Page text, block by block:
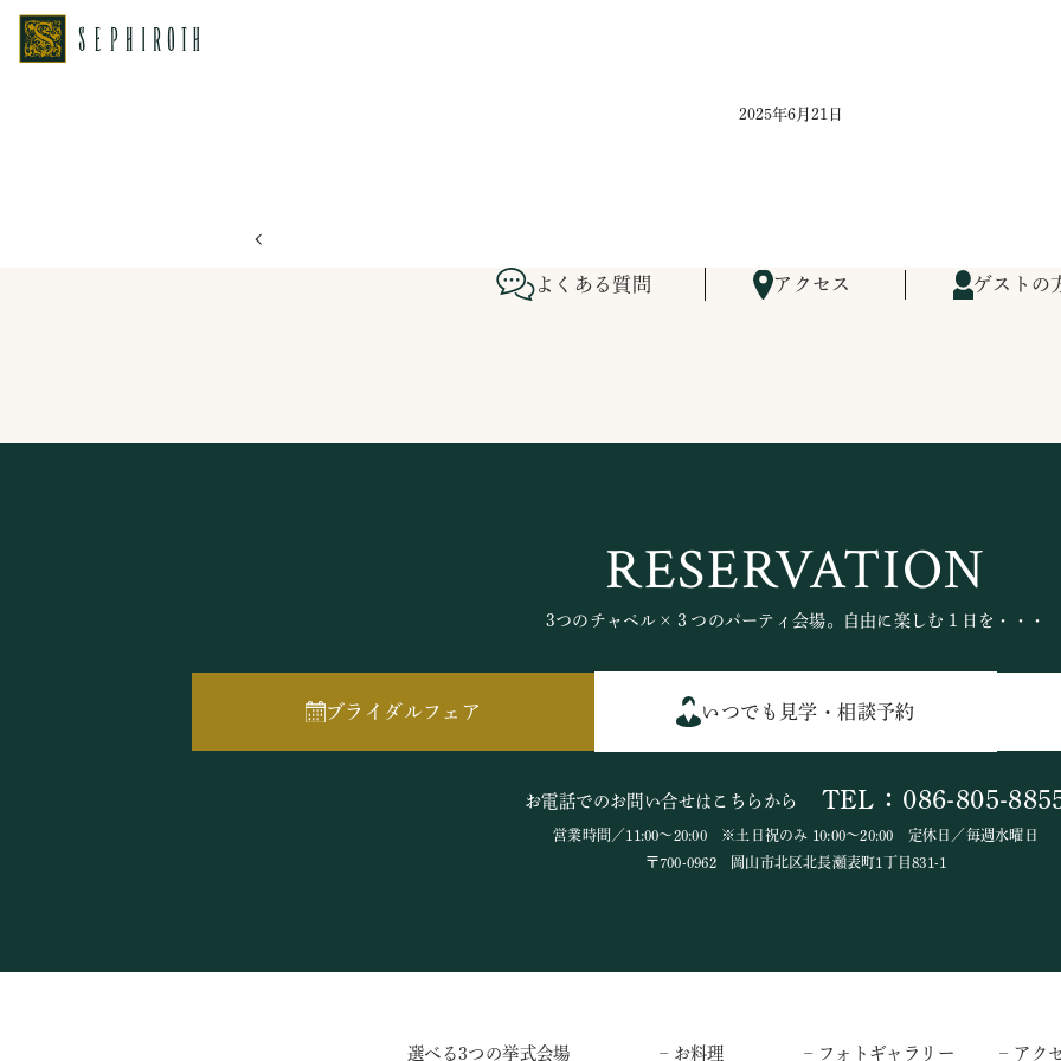
2025年6月21日
よくある質問 アクセス ゲストの
RESERVATION
3つのチャペル×３つのパーティ会場。自由に楽しむ１日を・・・
ブライダルフェア いつでも見学・相談予約
お電話でのお問い合せはこちらから TEL：086-805-
営業時間／11:00～20:00 ※土日祝のみ 10:00～20:00 定休日／毎週水曜日
〒700-0962 岡山市北区北長瀬表町1丁目831-1
選べる3つの挙式会場 – お料理 – フォトギャラリー – アク